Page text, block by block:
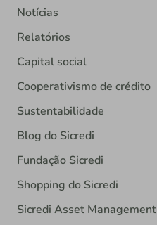
Notícias
Relatórios
Capital social
Cooperativismo de crédito
Sustentabilidade
Blog do Sicredi
Fundação Sicredi
Shopping do Sicredi
Sicredi Asset Management